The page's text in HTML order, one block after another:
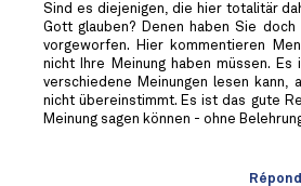
Sind es diejenigen, die hier totalitär
Gott glauben? Denen haben Sie
vorgeworfen. Hier kommentieren
nicht Ihre Meinung haben müssen. Es
verschiedene Meinungen lesen kann,
nicht übereinstimmt. Es ist das gute
Meinung sagen können - ohne